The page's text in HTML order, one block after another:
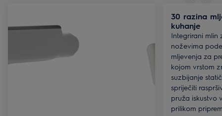
30 razina
kuhanje
Integrirani mlin
noževima
mljevenja za
kojom vrstom
suzbijanje
spriječiti
pruža iskustvo
prilikom